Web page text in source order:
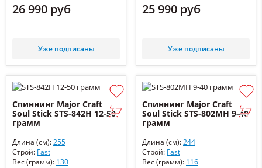
26 990 руб
Уже подписаны
25 990 руб
Уже подписаны
Спиннинг Major Craft
Soul Stick STS-842H 12-50
грамм
Длина (см):255
Строй: Fast
Вес (грамм): 130
Спиннинг Major Craft
Soul Stick STS-802MH 9-40
грамм
Длина (см):244
Строй: Fast
Вес (грамм): 116